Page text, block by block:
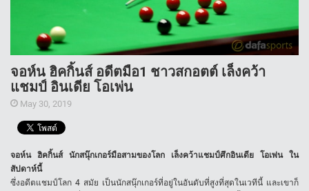
จอห์น ฮิคกิ้นส์ อดีตมือ1 ชาวสกอตต์ เล็งคว้า
แชมป์ อินเดีย โอเพ่น
May 30, 2019
จอห์น ฮิคกิ้นส์ นักสนุ๊กเกอร์มือสามของโลก เล็งคว้าแชมป์ศึกอินเดีย โอเพ่น ใน
สัปดาห์นี้
ซึ่งอดีตแชมป์โลก 4 สมัย เป็นนักสนุ๊กเกอร์ที่อยู่ในอันดับที่สูงที่สุดในเวทีนี้ และเขาก็